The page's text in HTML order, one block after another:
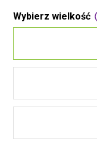
Wybierz wielkość